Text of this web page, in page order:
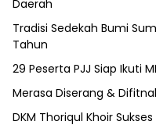
Daerah
Tradisi Sedekah Bumi
Tahun
29 Peserta PJJ Siap Ikuti
Merasa Diserang &
DKM Thoriqul Khoir